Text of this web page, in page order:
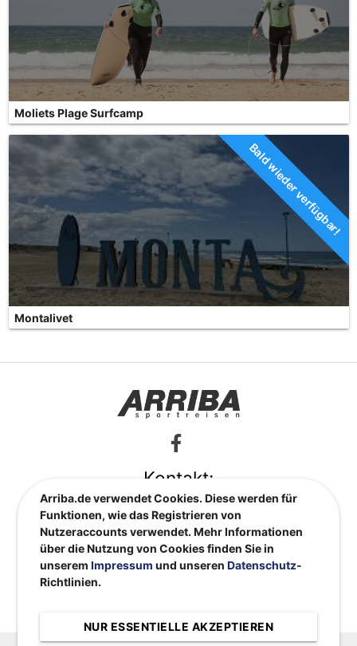
Moliets Plage Surfcamp
Bald wieder verfügbar!
Montalivet
Arriba.de verwendet Cookies. Diese werden für
Funktionen, wie das Registrieren von
Nutzeraccounts verwendet. Mehr Informationen
über die Nutzung von Cookies finden Sie in
unseremImpressum und unserenDatenschutz-
Richtlinien.
NUR ESSENTIELLE AKZEPTIEREN
Kontakt:
info@arriba.de
0551 48 66 82
ARRIBA Sportreisen GmbH
Nikolausberger Weg 61
37073 Göttingen
Impressum Kontakt